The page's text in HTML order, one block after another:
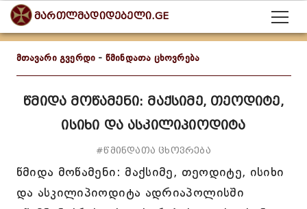
მართლმადიდებელი.GE
მთავარი გვერდი - წმინდათა ცხოვრება
წმიდა მოწამენი: მაქსიმე, თეოდიტე,
ისიხი და ასკილიპიოდიტა
#წმინდათა ცხოვრება
წმიდა მოწამენი: მაქსიმე, თეოდიტე, ისიხი
და ასკილიპიოდიტა ადრიაპოლისში